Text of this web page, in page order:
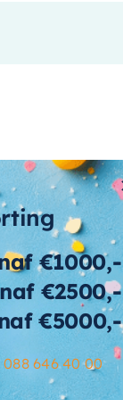
had
€1000,-
€2500,-
€5000,-
088 646 40 00